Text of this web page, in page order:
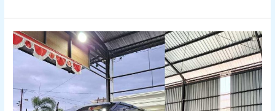
Rental
Hiace
Wilayah
Banjarmasin